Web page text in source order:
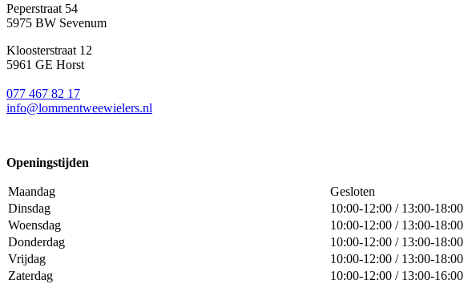
Peperstraat 54
5975 BW Sevenum
Kloosterstraat 12
5961 GE Horst
077 467 82 17
info@lommentweewielers.nl
Openingstijden
Maandag
Gesloten
Dinsdag
10:00-12:00 / 13:00-18:00
Woensdag
10:00-12:00 / 13:00-18:00
Donderdag
10:00-12:00 / 13:00-18:00
Vrijdag
10:00-12:00 / 13:00-18:00
Zaterdag
10:00-12:00 / 13:00-16:00